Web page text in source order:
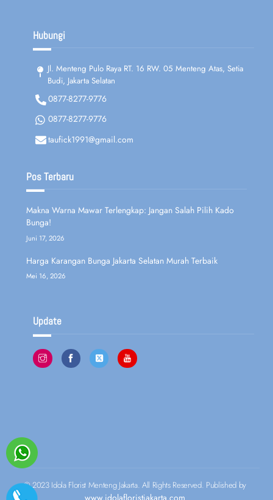
Hubungi
Jl. Menteng Pulo Raya RT. 16 RW. 05 Menteng Atas, Setia
Budi, Jakarta Selatan
0877-8277-9776
0877-8277-9776
taufick1991@gmail.com
Pos Terbaru
Makna Warna Mawar Terlengkap: Jangan Salah Pilih Kado
Bunga!
Juni 17, 2026
Harga Karangan Bunga Jakarta Selatan Murah Terbaik
Mei 16, 2026
Update
© 2023 Idola Florist Menteng Jakarta. All Rights Reserved. Published by
www.idolafloristjakarta.com